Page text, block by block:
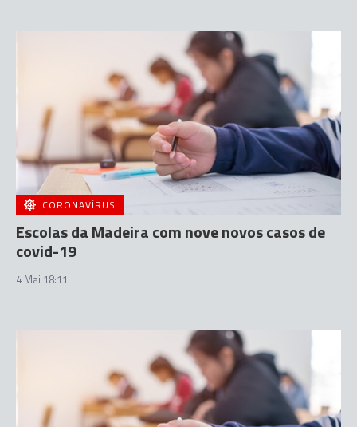
CORONAVÍRUS
Escolas da Madeira com nove novos casos de
covid-19
4 Mai 18:11